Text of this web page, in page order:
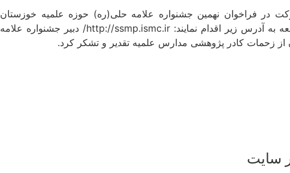
در فراخوان نهمین جشنواره علامه حلی(ره) حوزه علمیه خوزستان
می‌توانند از طریق سامانه نجاح یا مراجعه به آدرس زیر اقدام نمایند: http://ssmp.ismc.ir/ دبیر جشنواره علامه
از زحمات کادر پژوهشی مدارس علمیه تقدیر و تشکر کرد.
سایت